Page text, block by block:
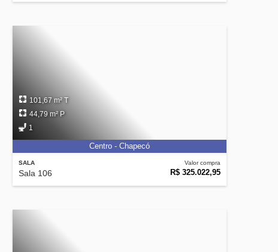
SALA
Sala 106
Valor compra
R$ 325.022,95
101,67 m² T
44,79 m² P
1
Centro - Chapecó